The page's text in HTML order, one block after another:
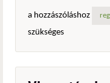
a hozzászóláshoz
szükséges